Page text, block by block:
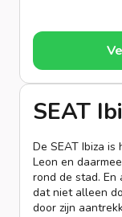
SEAT
De SEAT Ibiza
Leon en
rond de stad. En
dat niet alleen
door zijn